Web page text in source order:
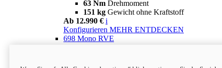
63 Nm Drehmoment
151 kg Gewicht ohne Kraftstoff
Ab 12.990 € i
Konfigurieren MEHR ENTDECKEN
698 Mono RVE
77,5 PS
Leistung